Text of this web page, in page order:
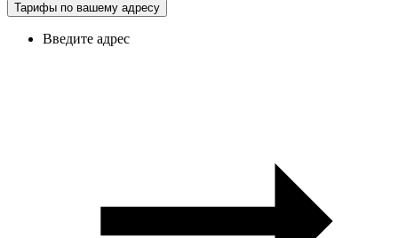
Тарифы по вашему адресу
Введите адрес